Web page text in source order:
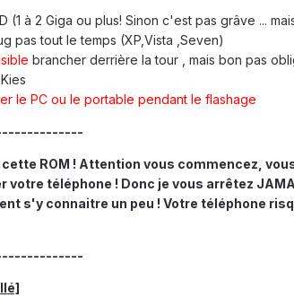
(1 à 2 Giga ou plus! Sinon c'est pas grâve ...
pas tout le temps (XP,Vista ,Seven)
brancher derrière la tour , mais bon pas
le PC ou le portable pendant le flashage
ROM ! Attention vous commencez,
votre téléphone ! Donc je vous arrêtez
s'y connaitre un peu ! Votre téléphone